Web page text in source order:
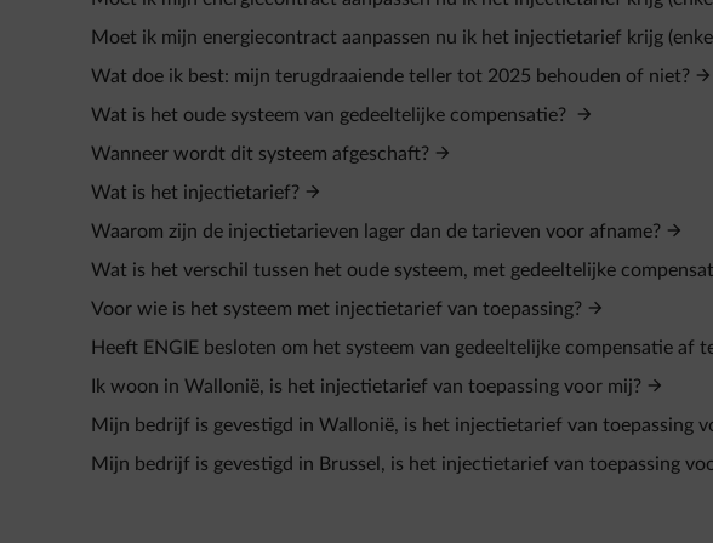
Moet ik mijn energiecontract aanpassen nu ik het injectietarief krijg
Wat doe ik best: mijn terugdraaiende teller tot 2025 behouden of niet?
Wat is het oude systeem van gedeeltelijke compensatie?
Wanneer wordt dit systeem afgeschaft?
Wat is het injectietarief?
Waarom zijn de injectietarieven lager dan de tarieven voor afname?
Wat is het verschil tussen het oude systeem, met gedeeltelijke
Voor wie is het systeem met injectietarief van toepassing?
Heeft ENGIE besloten om het systeem van gedeeltelijke compensatie af
Ik woon in Wallonië, is het injectietarief van toepassing voor mij?
Mijn bedrijf is gevestigd in Wallonië, is het injectietarief van toepassing
Mijn bedrijf is gevestigd in Brussel, is het injectietarief van toepassing